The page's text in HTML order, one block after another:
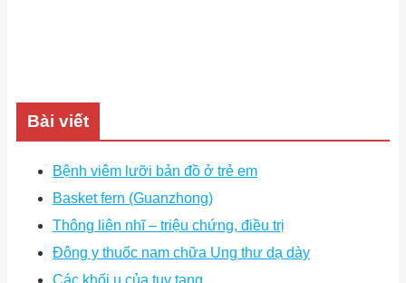
Bài viết
Bệnh viêm lưỡi bản đồ ở trẻ em
Basket fern (Guanzhong)
Thông liên nhĩ – triệu chứng, điều trị
Đông y thuốc nam chữa Ung thư dạ dày